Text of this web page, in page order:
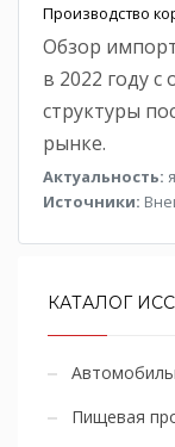
Производство
Обзор
в 2022 году
структуры
рынке.
Актуальность:
Источники:
КАТАЛОГ
Пищевая